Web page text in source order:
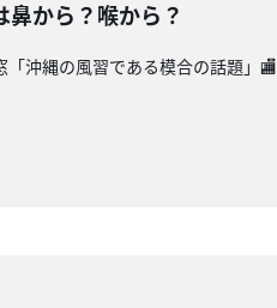
鼻から？喉から？
「沖縄の風習である模合の話題